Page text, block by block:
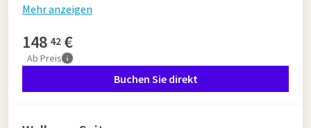
Mehr anzeigen
148 42 €
Ab Preis
Buchen Sie direkt